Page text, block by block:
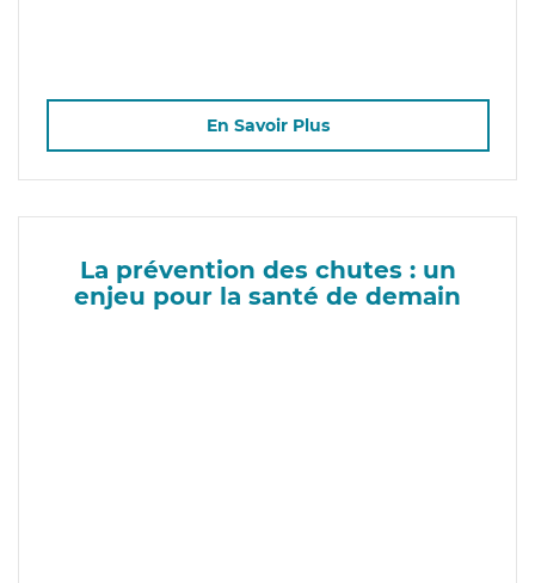
En Savoir Plus
La prévention des chutes : un
enjeu pour la santé de demain